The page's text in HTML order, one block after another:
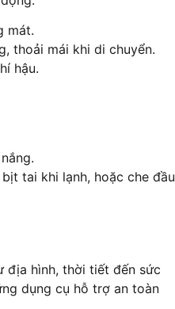
mát.
thoải mái khi di chuyển.
hậu.
tai khi lạnh, hoặc che đầu
địa hình, thời tiết đến sức
dụng cụ hỗ trợ an toàn